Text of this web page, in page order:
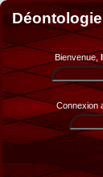
Bienvenue,
Connexion